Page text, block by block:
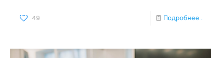
49 Подробнее...